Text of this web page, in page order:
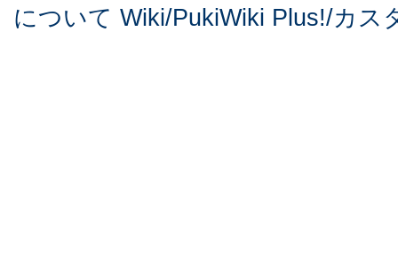
について Wiki/PukiWiki Plus!/カス